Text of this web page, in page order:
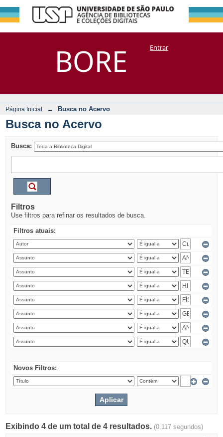
BORE
Busca no Acervo
DSpace/Manakin + CoriscoEntrar
Página Inicial → Busca no Acervo
Busca no Acervo
Busca:
Filtros
Use filtros para refinar os resultados de busca.
Filtros atuais:
Novos Filtros:
Exibindo 4 de um total de 4 resultados. (0.117 segundos)